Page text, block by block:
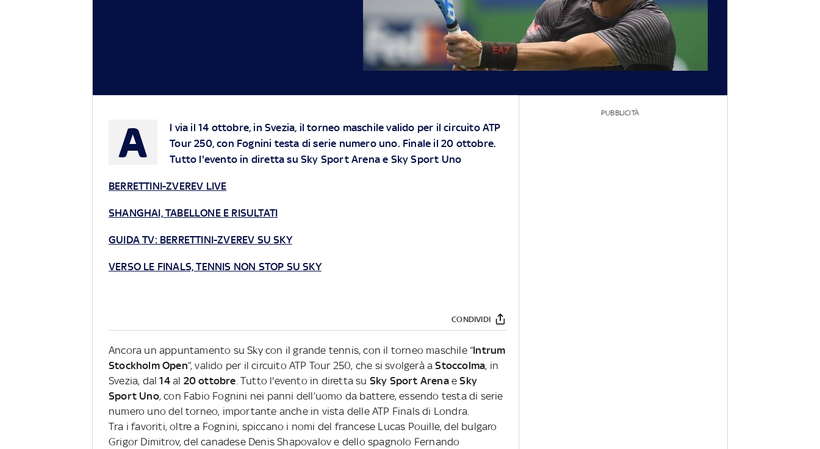
A
l via il 14 ottobre, in Svezia, il torneo maschile valido per il circuito ATP
Tour 250, con Fognini testa di serie numero uno. Finale il 20 ottobre.
Tutto l'evento in diretta su Sky Sport Arena e Sky Sport Uno
BERRETTINI-ZVEREV LIVE
SHANGHAI, TABELLONE E RISULTATI
GUIDA TV: BERRETTINI-ZVEREV SU SKY
VERSO LE FINALS, TENNIS NON STOP SU SKY
CONDIVIDI
Ancora un appuntamento su Sky con il grande tennis, con il torneo maschile “Intrum
Stockholm Open”, valido per il circuito ATP Tour 250, che si svolgerà aStoccolma, in
Svezia, dal14al 20 ottobre. Tutto l'evento in diretta su Sky Sport ArenaeSky
Sport Uno, con Fabio Fognini nei panni dell’uomo da battere, essendo testa di serie
numero uno del torneo, importante anche in vista delle ATP Finals di Londra.
Tra i favoriti, oltre a Fognini, spiccano i nomi del francese Lucas Pouille, del bulgaro
Grigor Dimitrov, del canadese Denis Shapovalov e dello spagnolo Fernando
PUBBLICITÀ